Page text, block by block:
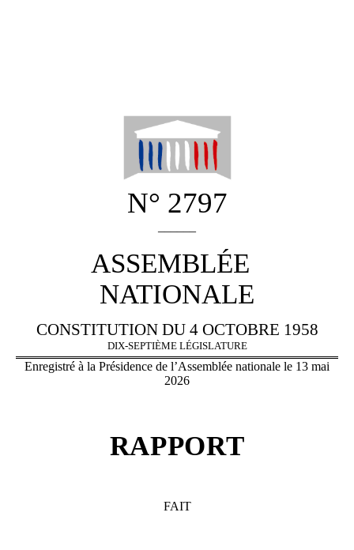
N° 2797
ASSEMBLÉE
NATIONALE
CONSTITUTION DU 4 OCTOBRE 1958
DIX-SEPTIÈME LÉGISLATURE
Enregistré à la Présidence de l’Assemblée nationale le 13 mai
2026
RAPPORT
FAIT